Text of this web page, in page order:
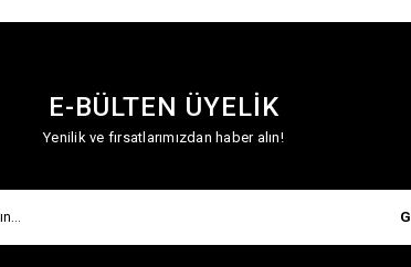
E-BÜLTEN ÜYELİK
Yenilik ve fırsatlarımızdan haber alın!